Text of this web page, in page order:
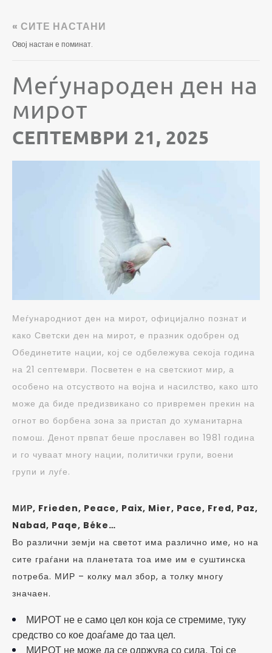
« СИТЕ НАСТАНИ
Овој настан е поминат.
Меѓународен ден на
мирот
СЕПТЕМВРИ 21, 2025
Меѓународниот ден на мирот, официјално познат и
како Светски ден на мирот, е празник одобрен од
Обединетите нации, кој се одбележува секоја година
на 21 септември. Посветен е на светскиот мир, а
особено на отсуството на војна и насилство, како што
може да биде предизвикано со привремен прекин на
огнот во борбена зона за пристап до хуманитарна
помош. Денот првпат беше прославен во 1981 година
и го чуваат многу нации, политички групи, воени
групи и луѓе.
МИР, Frieden, Peace, Paix, Mier, Pace, Fred, Paz,
Nabad, Paqe, Béke…
Во различни земји на светот има различно име, но на
сите граѓани на планетата тоа име им е суштинска
потреба. МИР – колку мал збор, а толку многу
значаен.
МИРОТ не е само цел кон која се стремиме, туку
средство со кое доаѓаме до таа цел.
МИРОТ не може да се одржува со сила. Тој се